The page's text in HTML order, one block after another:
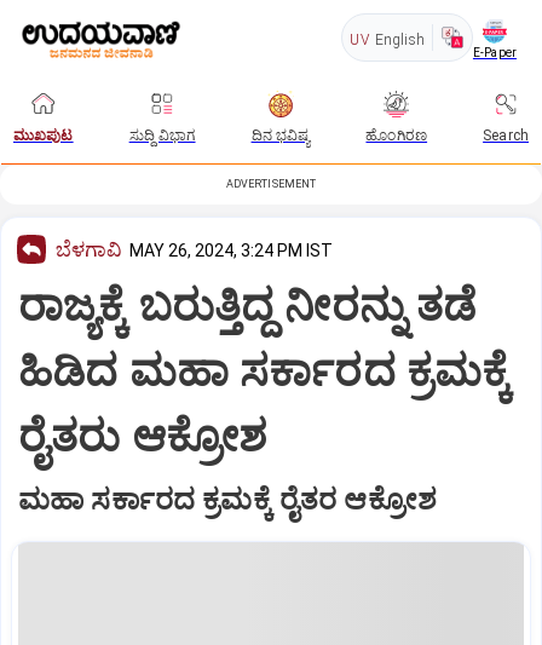
UV English
E-Paper
ಮುಖಪುಟ ಸುದ್ದಿ ವಿಭಾಗ ದಿನ ಭವಿಷ್ಯ ಹೊಂಗಿರಣ Search
ADVERTISEMENT
ಬೆಳಗಾವಿ MAY 26, 2024, 3:24 PM IST
ರಾಜ್ಯಕ್ಕೆ ಬರುತ್ತಿದ್ದ ನೀರನ್ನು ತಡೆ
ಹಿಡಿದ ಮಹಾ ಸರ್ಕಾರದ ಕ್ರಮಕ್ಕೆ
ರೈತರು ಆಕ್ರೋಶ
ಮಹಾ ಸರ್ಕಾರದ ಕ್ರಮಕ್ಕೆ ರೈತರ ಆಕ್ರೋಶ